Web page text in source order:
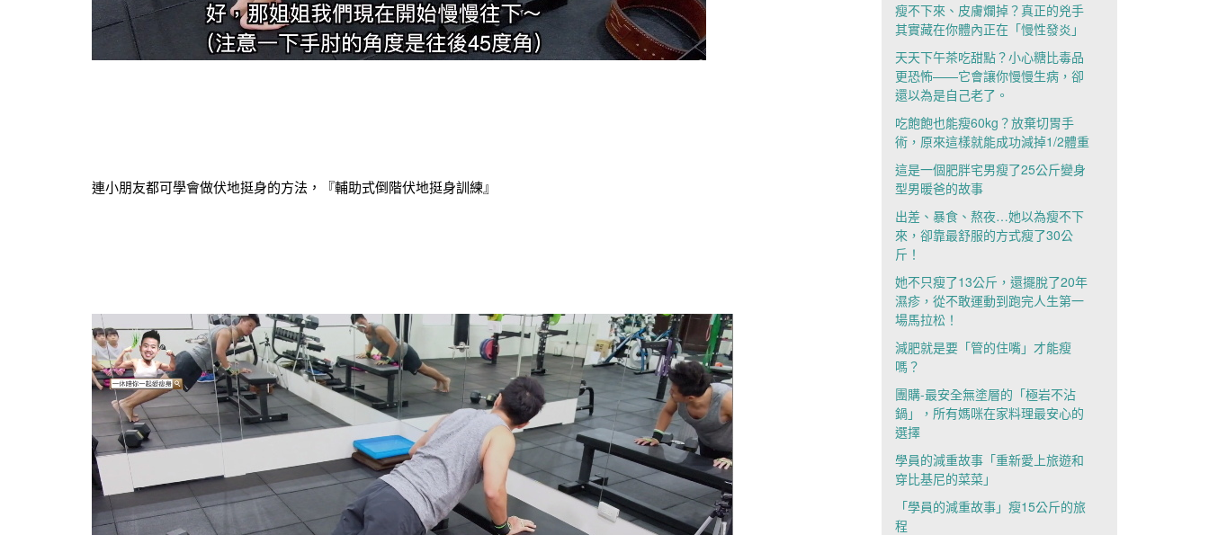
連小朋友都可學會做伏地挺身的方法，『輔助式倒階伏地挺身訓練』
瘦不下來、皮膚爛掉？真正的兇手
其實藏在你體內正在「慢性發炎」
天天下午茶吃甜點？小心糖比毒品
更恐怖——它會讓你慢慢生病，卻
還以為是自己老了。
吃飽飽也能瘦60kg？放棄切胃手
術，原來這樣就能成功減掉1/2體重
這是一個肥胖宅男瘦了25公斤變身
型男暖爸的故事
出差、暴食、熬夜…她以為瘦不下
來，卻靠最舒服的方式瘦了30公
斤！
她不只瘦了13公斤，還擺脫了20年
濕疹，從不敢運動到跑完人生第一
場馬拉松！
減肥就是要「管的住嘴」才能瘦
嗎？
團購-最安全無塗層的「極岩不沾
鍋」，所有媽咪在家料理最安心的
選擇
學員的減重故事「重新愛上旅遊和
穿比基尼的菜菜」
「學員的減重故事」瘦15公斤的旅
程